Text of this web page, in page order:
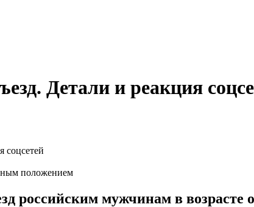
Детали и реакция
положением
российским мужчинам в возрасте